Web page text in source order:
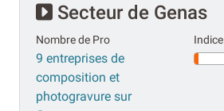
Secteur de Genas
Nombre de Pro
9 entreprises de
composition et
photogravure sur